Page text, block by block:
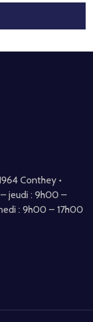
: 9h00 – 17h00